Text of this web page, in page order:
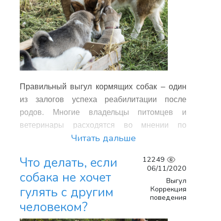
Котята все пробуют на зуб, и необходимо
следить, чтобы питомец не отравился.
следующим причинам:
Больше времени на полноценную
прогулку.
Есть возможность прогуляться с
Правильный выгул кормящих собак – один
из залогов успеха реабилитации после
родов. Многие владельцы питомцев и
ветеринары расходятся во мнении по
поводу прогулок с недавно родившими
вопросе подробнее.
Родившая собака: гулять или нет?
Есть мнение, что после успешно
Читать дальше
Что делать, если
собака не хочет
гулять с другим
человеком?
12249
06/11/2020
Выгул
Коррекция
поведения